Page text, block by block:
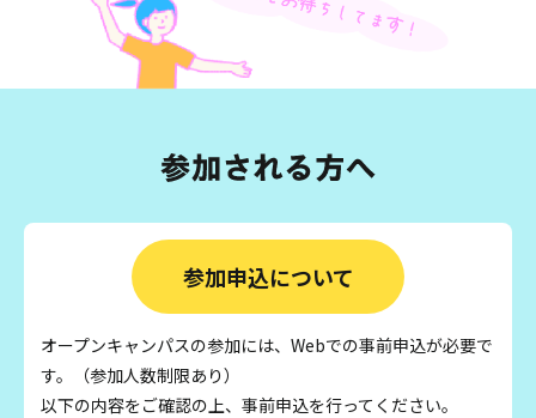
参加申込について
オープンキャンパスの参加には、Webでの事前申込が必要で
す。（参加人数制限あり）
以下の内容をご確認の上、事前申込を行ってください。